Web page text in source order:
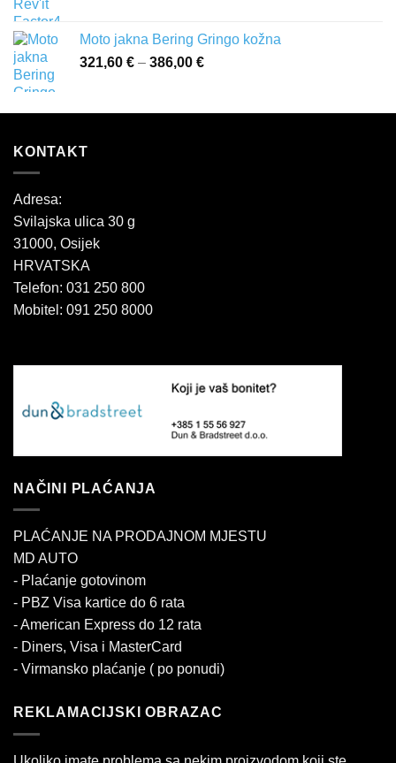
Moto jakna Bering Gringo kožna
321,60 € – 386,00 €
321,60 €
KONTAKT
Adresa:
Svilajska ulica 30 g
31000, Osijek
HRVATSKA
Telefon: 031 250 800
Mobitel: 091 250 8000
NAČINI PLAĆANJA
PLAĆANJE NA PRODAJNOM MJESTU
MD AUTO
- Plaćanje gotovinom
- PBZ Visa kartice do 6 rata
- American Express do 12 rata
- Diners, Visa i MasterCard
- Virmansko plaćanje ( po ponudi)
REKLAMACIJSKI OBRAZAC